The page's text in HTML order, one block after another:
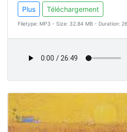
Plus Téléchargement
Filetype: MP3 - Size: 32.84 MB - Duration: